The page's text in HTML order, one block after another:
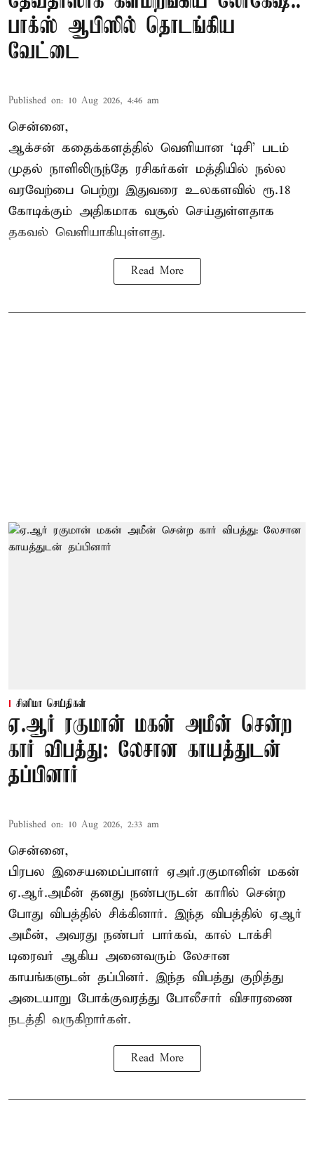
பாக்ஸ் ஆபிஸில் தொடங்கிய
வேட்டை
Published on: 10 Aug 2026, 4:46 am
சென்னை,
ஆக்சன் கதைக்களத்தில் வெளியான ‘டிசி’ படம்
முதல் நாளிலிருந்தே ரசிகர்கள் மத்தியில் நல்ல
வரவேற்பை பெற்று இதுவரை உலகளவில் ரூ.18
கோடிக்கும் அதிகமாக வசூல் செய்துள்ளதாக
தகவல் வெளியாகியுள்ளது.
Read More
சினிமா செய்திகள்
ஏ.ஆர் ரகுமான் மகன் அமீன் சென்ற
கார் விபத்து: லேசான காயத்துடன்
தப்பினார்
Published on: 10 Aug 2026, 2:33 am
சென்னை,
பிரபல இசையமைப்பாளர் ஏஅர்.ரகுமானின் மகன்
ஏ.ஆர்.அமீன் தனது நண்பருடன் காரில் சென்ற
போது விபத்தில் சிக்கினார். இந்த விபத்தில் ஏஆர்
அமீன், அவரது நண்பர் பார்கவ், கால் டாக்சி
டிரைவர் ஆகிய அனைவரும் லேசான
காயங்களுடன் தப்பினர். இந்த விபத்து குறித்து
அடையாறு போக்குவரத்து போலீசார் விசாரணை
நடத்தி வருகிறார்கள்.
Read More